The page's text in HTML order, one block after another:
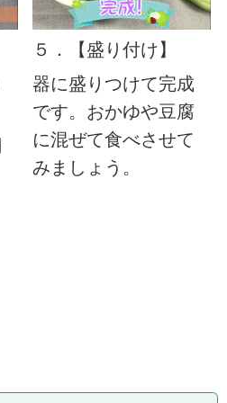
５．【盛り付け】
器に盛りつけて完成
です。おかゆや豆腐
に混ぜて食べさせて
みましょう。